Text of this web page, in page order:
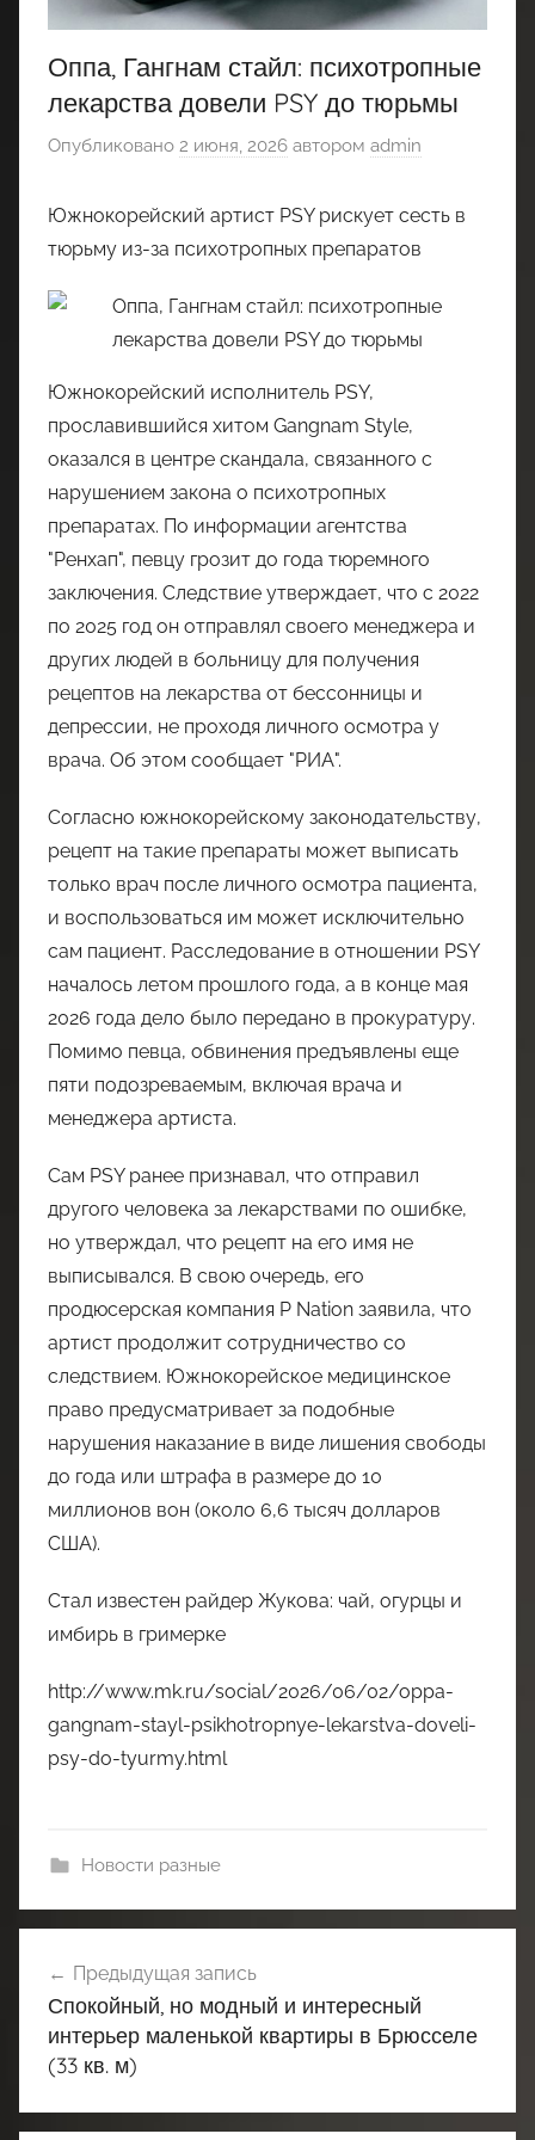
Оппа, Гангнам стайл: психотропные
лекарства довели PSY до тюрьмы
Опубликовано 2 июня, 2026 автором admin
Южнокорейский артист PSY рискует сесть в
тюрьму из-за психотропных препаратов
Южнокорейский исполнитель PSY,
прославившийся хитом Gangnam Style,
оказался в центре скандала, связанного с
нарушением закона о психотропных
препаратах. По информации агентства
"Ренхап", певцу грозит до года тюремного
заключения. Следствие утверждает, что с 2022
по 2025 год он отправлял своего менеджера и
других людей в больницу для получения
рецептов на лекарства от бессонницы и
депрессии, не проходя личного осмотра у
врача. Об этом сообщает "РИА".
Согласно южнокорейскому законодательству,
рецепт на такие препараты может выписать
только врач после личного осмотра пациента,
и воспользоваться им может исключительно
сам пациент. Расследование в отношении PSY
началось летом прошлого года, а в конце мая
2026 года дело было передано в прокуратуру.
Помимо певца, обвинения предъявлены еще
пяти подозреваемым, включая врача и
менеджера артиста.
Сам PSY ранее признавал, что отправил
другого человека за лекарствами по ошибке,
но утверждал, что рецепт на его имя не
выписывался. В свою очередь, его
продюсерская компания P Nation заявила, что
артист продолжит сотрудничество со
следствием. Южнокорейское медицинское
право предусматривает за подобные
нарушения наказание в виде лишения свободы
до года или штрафа в размере до 10
миллионов вон (около 6,6 тысяч долларов
США).
Стал известен райдер Жукова: чай, огурцы и
имбирь в гримерке
http://www.mk.ru/social/2026/06/02/oppa-
gangnam-stayl-psikhotropnye-lekarstva-doveli-
psy-do-tyurmy.html
Новости разные
по
записям
Предыдущая запись
Спокойный, но модный и интересный
интерьер маленькой квартиры в Брюсселе
(33 кв. м)